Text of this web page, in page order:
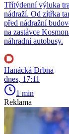
Třítýdenní výluka
nádraží. Od zítřka
před nádražní
na zastávce
náhradní autobusy.
Hanácká Drbna
dnes, 17:11
1 min
Reklama